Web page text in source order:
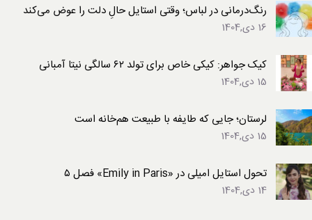
رنگ‌درمانی در لباس؛ وقتی استایل حالِ دلت را عوض می‌کند
16 دی,1404
کیک جواهر: کیکی خاص برای تولد ۶۲ سالگی نیتا آمبانی
15 دی,1404
لرستان؛ جایی که طایفه با طبیعت هم‌خانه است
15 دی,1404
تحول استایل امیلی در «Emily in Paris» فصل ۵
14 دی,1404